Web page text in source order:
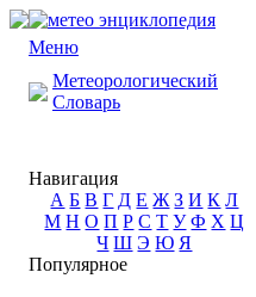
Меню
Метеорологический
Словарь
Навигация
А Б В Г Д Е Ж З И К Л
М Н О П Р С Т У Ф Х Ц
Ч Ш Э Ю Я
Популярное